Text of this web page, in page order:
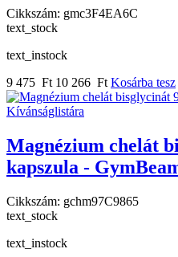
Cikkszám: gmc3F4EA6C
text_stock
text_instock
9 475 Ft 10 266 Ft Kosárba tesz
Kívánságlistára
Magnézium chelát
kapszula -
Cikkszám: gchm97C9865
text_stock
text_instock